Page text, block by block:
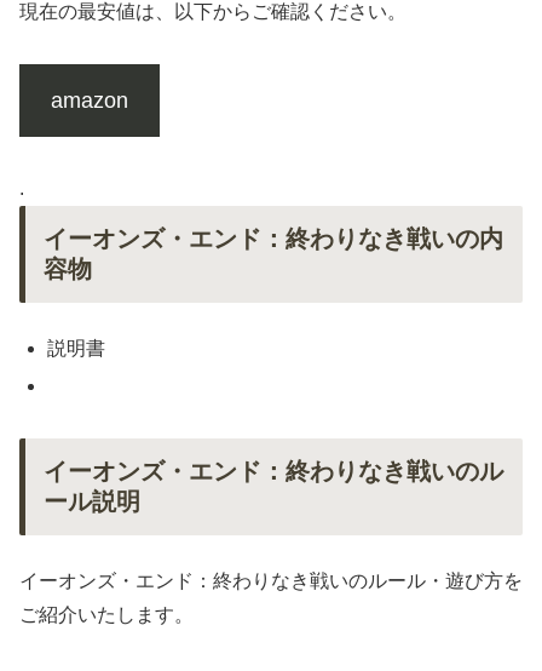
現在の最安値は、以下からご確認ください。
amazon
.
イーオンズ・エンド：終わりなき戦いの内
容物
説明書
イーオンズ・エンド：終わりなき戦いのル
ール説明
イーオンズ・エンド：終わりなき戦いのルール・遊び方を
ご紹介いたします。